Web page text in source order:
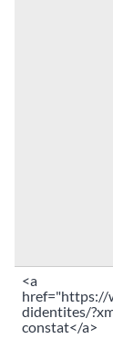
<a
href="https://
didentites/
constat</a>